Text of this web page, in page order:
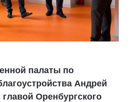
палаты по
Андрей
Оренбургского